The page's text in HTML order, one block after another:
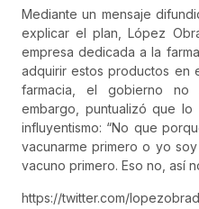
Mediante un mensaje
explicar el plan, López
empresa dedicada a la
adquirir estos productos en
farmacia, el gobierno no
embargo, puntualizó que
influyentismo: “No que
vacunarme primero o yo
vacuno primero. Eso no, así
https://twitter.com/